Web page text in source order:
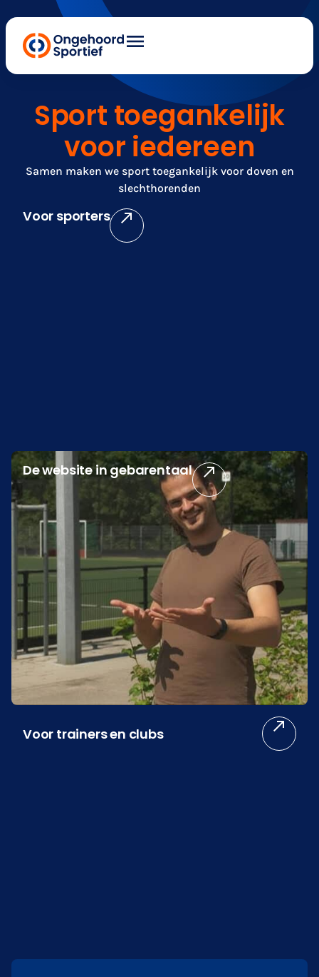
Sport toegankelijk
voor iedereen
Samen maken we sport toegankelijk voor doven en
slechthorenden
Voor sporters
De website in gebarentaal
Voor trainers en clubs